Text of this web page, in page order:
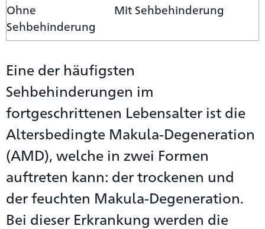
Ohne
Sehbehinderung
Mit Sehbehinderung
Eine der häufigsten
Sehbehinderungen im
fortgeschrittenen Lebensalter ist die
Altersbedingte Makula-Degeneration
(AMD), welche in zwei Formen
auftreten kann: der trockenen und
der feuchten Makula-Degeneration.
Bei dieser Erkrankung werden die